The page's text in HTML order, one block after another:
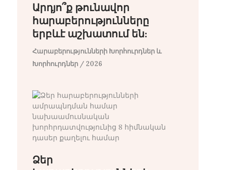
Արդյո՞ք թունավոր
հարաբերությունները
երբևէ աշխատում են:
Հարաբերությունների Խորհուրդներ և
Խորհուրդներ / 2026
Ձեր